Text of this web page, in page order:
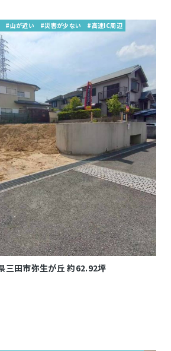
#山が近い #災害が少ない #高速IC周辺
三田市弥生が丘 約62.92坪